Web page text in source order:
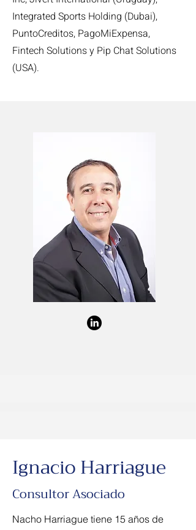
Integrated Sports Holding (Dubai),
PuntoCreditos, PagoMiExpensa,
Fintech Solutions y Pip Chat Solutions
(USA).
Ignacio Harriague
Consultor Asociado
Nacho Harriague tiene 15 años de